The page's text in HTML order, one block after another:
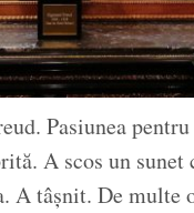
Pasiunea
A scos un
A tâșnit. De multe